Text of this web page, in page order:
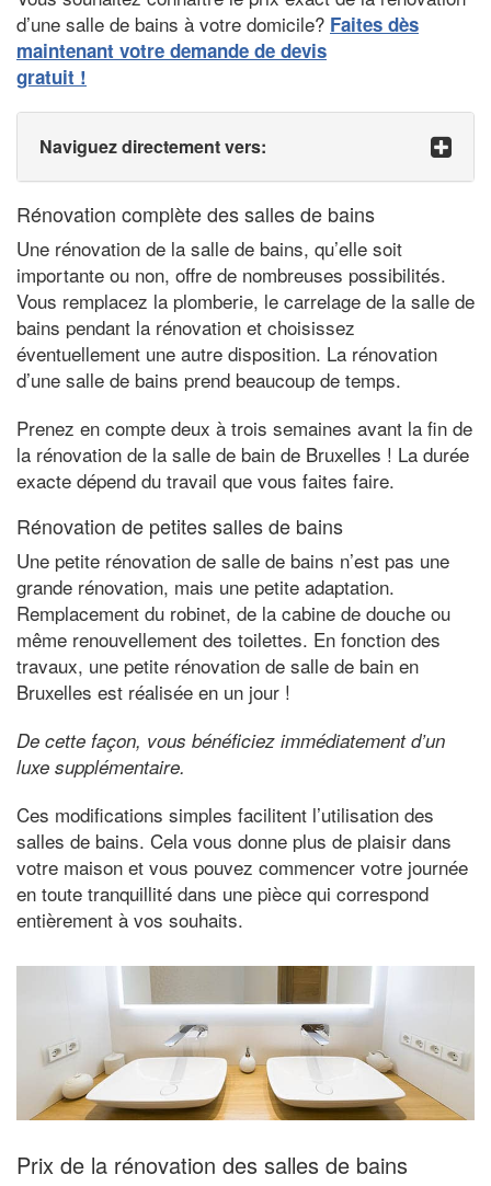
d’une salle de bains à votre domicile? Faites dès
maintenant votre demande de devis
gratuit !
Naviguez directement vers:
Rénovation complète des salles de bains
Une rénovation de la salle de bains, qu’elle soit
importante ou non, offre de nombreuses possibilités.
Vous remplacez la plomberie, le carrelage de la salle de
bains pendant la rénovation et choisissez
éventuellement une autre disposition. La rénovation
d’une salle de bains prend beaucoup de temps.
Prenez en compte deux à trois semaines avant la fin de
la rénovation de la salle de bain de Bruxelles ! La durée
exacte dépend du travail que vous faites faire.
Rénovation de petites salles de bains
Une petite rénovation de salle de bains n’est pas une
grande rénovation, mais une petite adaptation.
Remplacement du robinet, de la cabine de douche ou
même renouvellement des toilettes. En fonction des
travaux, une petite rénovation de salle de bain en
Bruxelles est réalisée en un jour !
De cette façon, vous bénéficiez immédiatement d’un
luxe supplémentaire.
Ces modifications simples facilitent l’utilisation des
salles de bains. Cela vous donne plus de plaisir dans
votre maison et vous pouvez commencer votre journée
en toute tranquillité dans une pièce qui correspond
entièrement à vos souhaits.
Prix de la rénovation des salles de bains